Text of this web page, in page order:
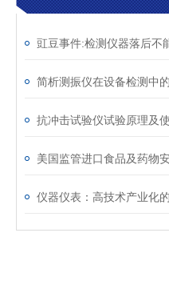
抗冲击试验仪试验原理及